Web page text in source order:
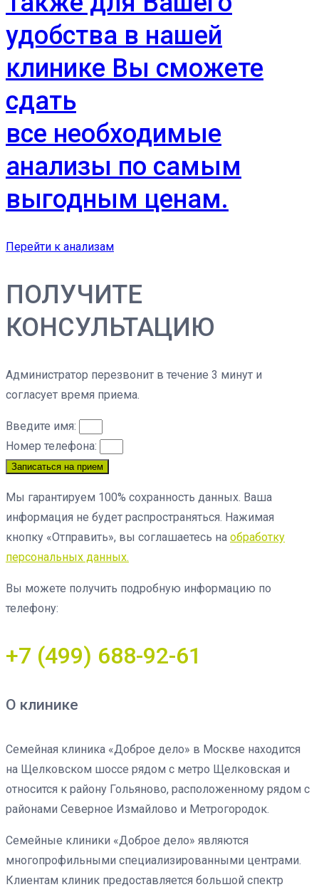
удобства в нашей
клинике Вы сможете
сдать
все необходимые
анализы по самым
выгодным ценам.
Перейти к анализам
ПОЛУЧИТЕ
КОНСУЛЬТАЦИЮ
Администратор перезвонит в течение 3 минут и
согласует время приема.
Введите имя:
Номер телефона:
Записаться на прием
Мы гарантируем 100% сохранность данных. Ваша
информация не будет распространяться. Нажимая
кнопку «Отправить», вы соглашаетесь на обработку
персональных данных.
Вы можете получить подробную информацию по
телефону:
+7 (499) 688-92-61
О клинике
Семейная клиника «Доброе дело» в Москве находится
на Щелковском шоссе рядом с метро Щелковская и
относится к району Гольяново, расположенному рядом с
районами Северное Измайлово и Метрогородок.
Семейные клиники «Доброе дело» являются
многопрофильными специализированными центрами.
Клиентам клиник предоставляется большой спектр